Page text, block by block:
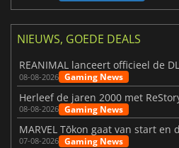
NIEUWS, GOEDE DEALS
REANIMAL lanceert officieel de
08-08-2026 Gaming News
08-08-2026 Gaming News
07-08-2026 Gaming News